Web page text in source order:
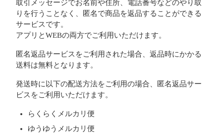
取引メッセージでお名前や住所、電話番号などのやり取
りを行うことなく、匿名で商品を返品することができる
サービスです。
アプリとWEBの両方でご利用いただけます。
匿名返品サービスをご利用された場合、返品時にかかる
送料は無料となります。
発送時に以下の配送方法をご利用の場合、匿名返品サー
ビスをご利用いただけます。
らくらくメルカリ便
ゆうゆうメルカリ便